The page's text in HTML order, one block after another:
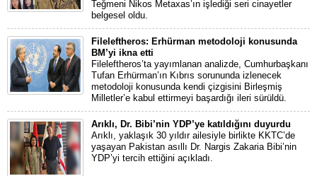
Teğmeni Nikos Metaxas’ın işlediği seri cinayetler
belgesel oldu.
Fileleftheros: Erhürman metodoloji konusunda
BM’yi ikna etti
Fileleftheros’ta yayımlanan analizde, Cumhurbaşkanı
Tufan Erhürman’ın Kıbrıs sorununda izlenecek
metodoloji konusunda kendi çizgisini Birleşmiş
Milletler’e kabul ettirmeyi başardığı ileri sürüldü.
Arıklı, Dr. Bibi’nin YDP’ye katıldığını duyurdu
Arıklı, yaklaşık 30 yıldır ailesiyle birlikte KKTC’de
yaşayan Pakistan asıllı Dr. Nargis Zakaria Bibi’nin
YDP’yi tercih ettiğini açıkladı.